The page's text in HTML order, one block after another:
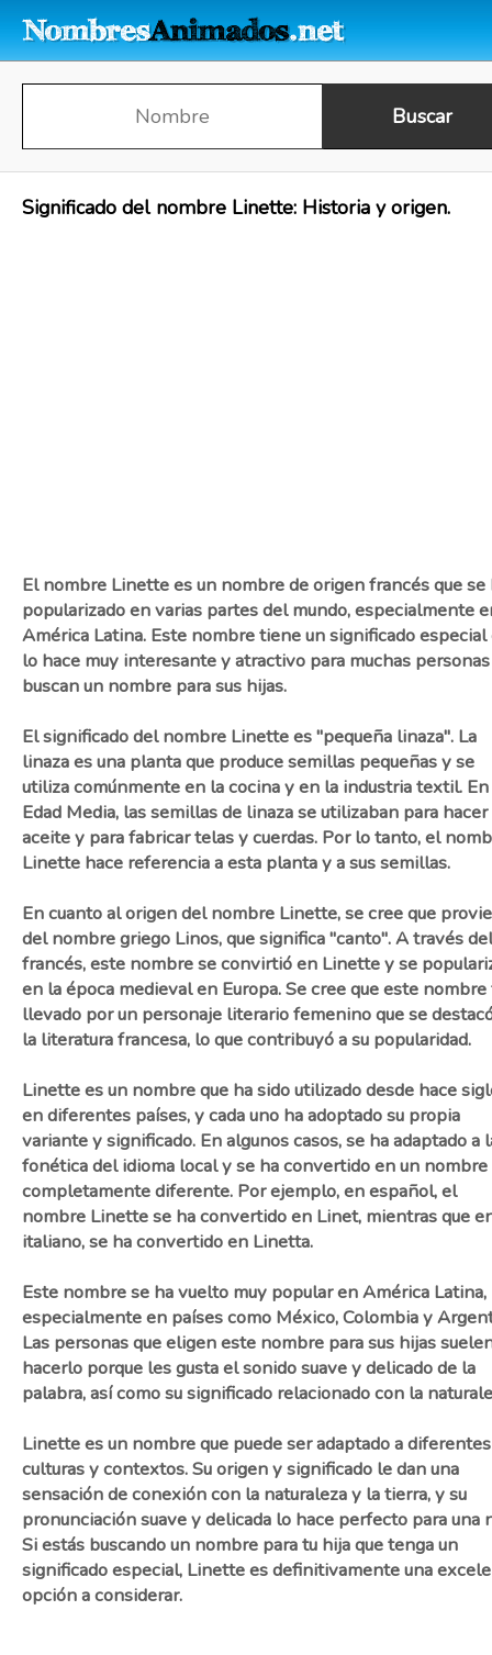
Significado del nombre Linette: Historia y origen.
El nombre Linette es un nombre de origen francés que se
popularizado en varias partes del mundo, especialmente
América Latina. Este nombre tiene un significado especial
lo hace muy interesante y atractivo para muchas
buscan un nombre para sus hijas.
El significado del nombre Linette es "pequeña linaza". La
linaza es una planta que produce semillas pequeñas y se
utiliza comúnmente en la cocina y en la industria textil.
Edad Media, las semillas de linaza se utilizaban para hacer
aceite y para fabricar telas y cuerdas. Por lo tanto, el
Linette hace referencia a esta planta y a sus semillas.
En cuanto al origen del nombre Linette, se cree que
del nombre griego Linos, que significa "canto". A través del
francés, este nombre se convirtió en Linette y se
en la época medieval en Europa. Se cree que este nombre
llevado por un personaje literario femenino que se
la literatura francesa, lo que contribuyó a su popularidad.
Linette es un nombre que ha sido utilizado desde hace
en diferentes países, y cada uno ha adoptado su propia
variante y significado. En algunos casos, se ha adaptado a
fonética del idioma local y se ha convertido en un nombre
completamente diferente. Por ejemplo, en español, el
nombre Linette se ha convertido en Linet, mientras que
italiano, se ha convertido en Linetta.
Este nombre se ha vuelto muy popular en América Latina,
especialmente en países como México, Colombia y
Las personas que eligen este nombre para sus hijas
hacerlo porque les gusta el sonido suave y delicado de la
palabra, así como su significado relacionado con la
Linette es un nombre que puede ser adaptado a diferentes
culturas y contextos. Su origen y significado le dan una
sensación de conexión con la naturaleza y la tierra, y su
pronunciación suave y delicada lo hace perfecto para una
Si estás buscando un nombre para tu hija que tenga un
significado especial, Linette es definitivamente una
opción a considerar.